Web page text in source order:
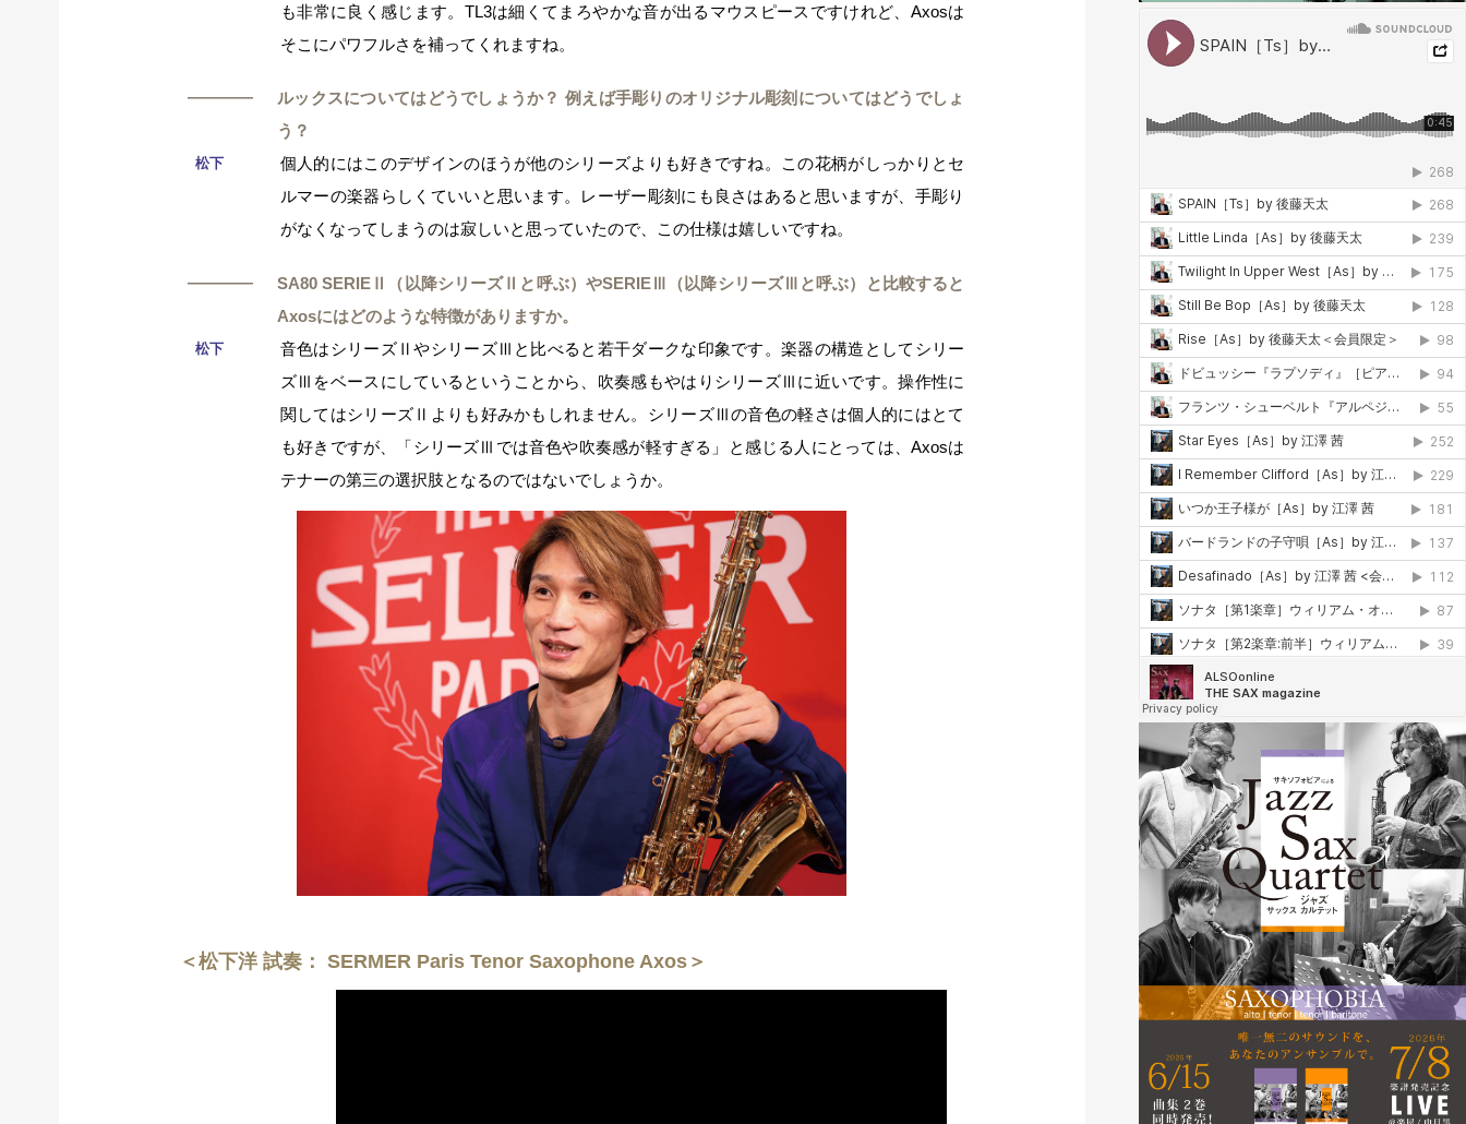
も非常に良く感じます。TL3は細くてまろやかな音が出るマウスピースですけれど、Axosは
そこにパワフルさを補ってくれますね。
―
ルックスについてはどうでしょうか？ 例えば手彫りのオリジナル彫刻についてはどうでしょ
う？
松下
個人的にはこのデザインのほうが他のシリーズよりも好きですね。この花柄がしっかりとセ
ルマーの楽器らしくていいと思います。レーザー彫刻にも良さはあると思いますが、手彫り
がなくなってしまうのは寂しいと思っていたので、この仕様は嬉しいですね。
―
SA80 SERIEⅡ（以降シリーズⅡと呼ぶ）やSERIEⅢ（以降シリーズⅢと呼ぶ）と比較すると
Axosにはどのような特徴がありますか。
松下
音色はシリーズⅡやシリーズⅢと比べると若干ダークな印象です。楽器の構造としてシリー
ズⅢをベースにしているということから、吹奏感もやはりシリーズⅢに近いです。操作性に
関してはシリーズⅡよりも好みかもしれません。シリーズⅢの音色の軽さは個人的にはとて
も好きですが、「シリーズⅢでは音色や吹奏感が軽すぎる」と感じる人にとっては、Axosは
テナーの第三の選択肢となるのではないでしょうか。
＜松下洋 試奏： SERMER Paris Tenor Saxophone Axos＞